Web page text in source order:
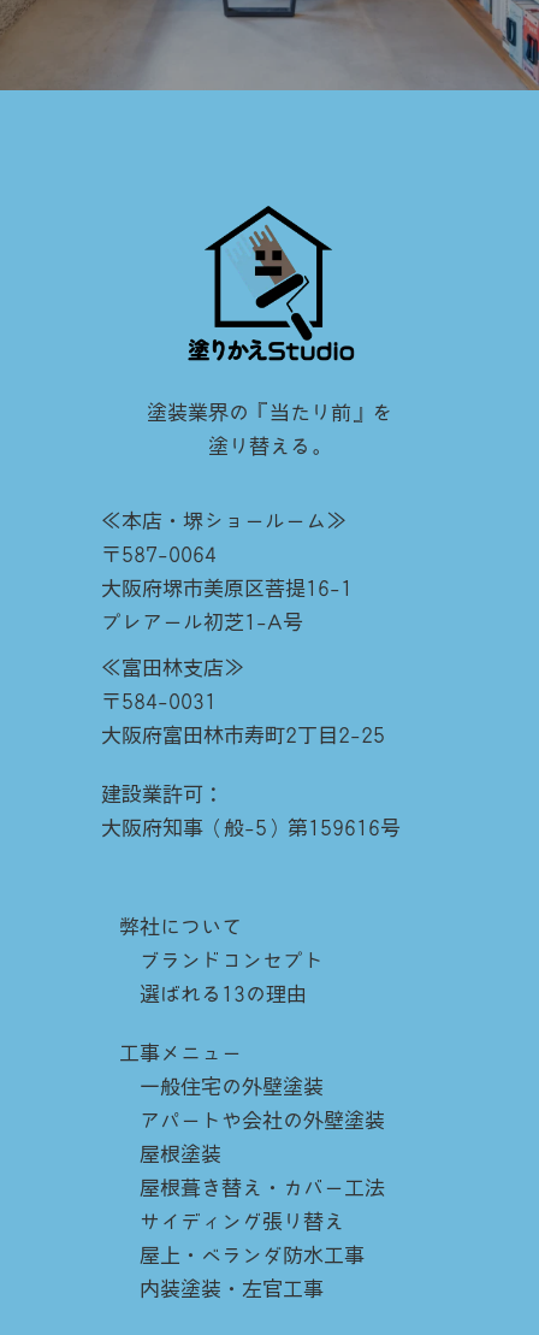
塗装業界の『当たり前』を
塗り替える。
≪本店・堺ショールーム≫
〒587-0064
大阪府堺市美原区菩提16-1
プレアール初芝1-A号
≪富田林支店≫
〒584-0031
大阪府富田林市寿町2丁目2-25
建設業許可：
大阪府知事（般-5）第159616号
弊社について
ブランドコンセプト
選ばれる13の理由
工事メニュー
一般住宅の外壁塗装
アパートや会社の外壁塗装
屋根塗装
屋根葺き替え・カバー工法
サイディング張り替え
屋上・ベランダ防水工事
内装塗装・左官工事